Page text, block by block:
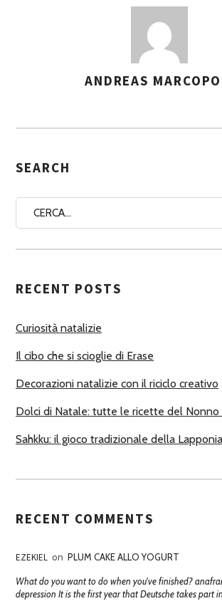
S
G
A
U
O
I
ANDREAS
SEARCH
RECENT POSTS
Curiosità natalizie
Il cibo che si scioglie di Erase
Decorazioni natalizie con il riciclo creativo
Dolci di Natale: tutte le ricette del Nonno
Sahkku: il gioco tradizionale della Lapponia
RECENT COMMENTS
EZEKIEL on PLUM CAKE ALLO YOGURT
What do you want to do when you've finished?
depression It is the first year that Deutsche takes part